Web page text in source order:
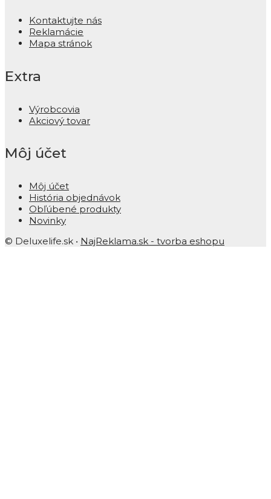
Kontaktujte nás
Reklamácie
Mapa stránok
Extra
Výrobcovia
Akciový tovar
Môj účet
Môj účet
História objednávok
Obľúbené produkty
Novinky
© Deluxelife.sk • NajReklama.sk - tvorba eshopu